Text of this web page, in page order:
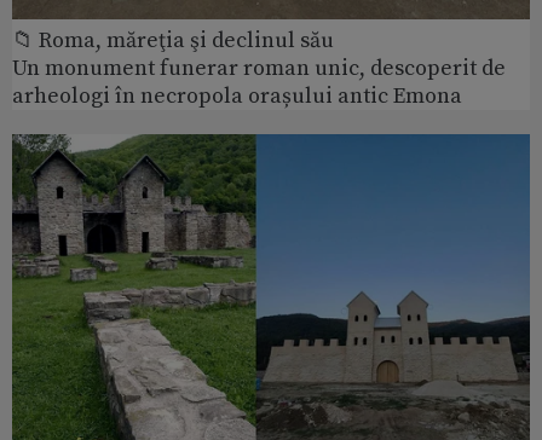
📁 Roma, măreţia şi declinul său
Un monument funerar roman unic, descoperit de
arheologi în necropola orașului antic Emona